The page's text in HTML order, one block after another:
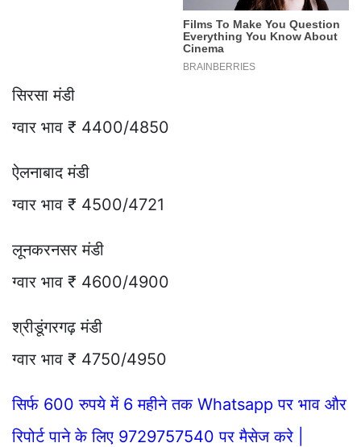
सिरसा मंडी
ग्वार भाव ₹ 4400/4850
ऐलनाबाद मंडी
ग्वार भाव ₹ 4500/4721
लूनकरनसर मंडी
ग्वार भाव ₹ 4600/4900
श्रीडूंगरगढ़ मंडी
ग्वार भाव ₹ 4750/4950
सिर्फ 600 रुपये में 6 महीने तक Whatsapp पर भाव और
रिपोर्ट पाने के लिए 9729757540 पर मैसेज करे |